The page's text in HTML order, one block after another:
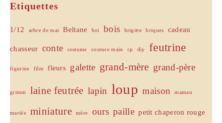
Etiquettes
1/12 arbre de mai Beltane boi bois brigitte briques cadeau
chasseur conte costume couture main cp diy feutrine
figurine film fleurs galette grand-mère grand-père
grimm laine feutrée lapin loup maison maman
mariée miniature mère ours paille petit chaperon rouge